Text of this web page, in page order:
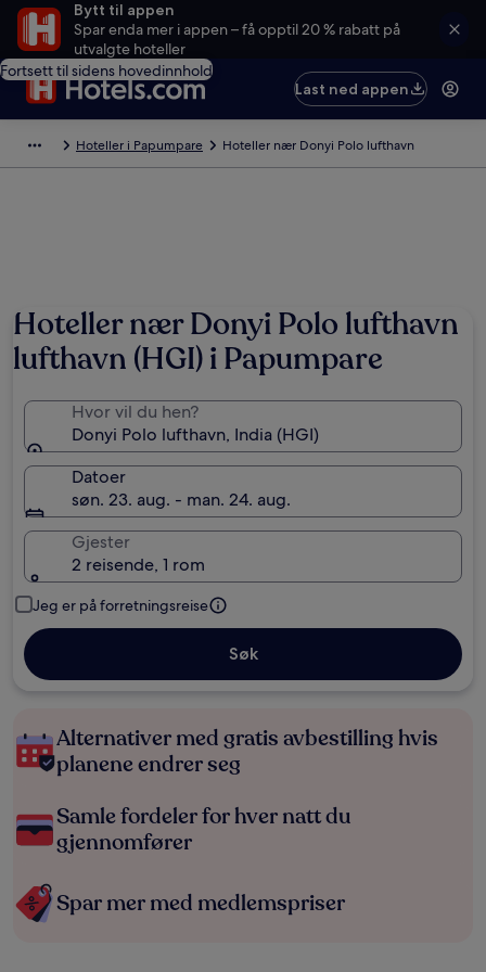
Bytt til appen
Spar enda mer i appen – få opptil 20 % rabatt på
utvalgte hoteller
Fortsett til sidens hovedinnhold
Last ned appen
Hoteller i Papumpare Hoteller nær Donyi Polo lufthavn
Hoteller nær Donyi Polo lufthavn
lufthavn (HGI) i Papumpare
Hvor vil du hen?
Donyi Polo lufthavn, India (HGI)
Datoer
søn. 23. aug. - man. 24. aug.
Gjester
2 reisende, 1 rom
Jeg er på forretningsreise
Søk
Alternativer med gratis avbestilling hvis
planene endrer seg
Samle fordeler for hver natt du
gjennomfører
Spar mer med medlemspriser